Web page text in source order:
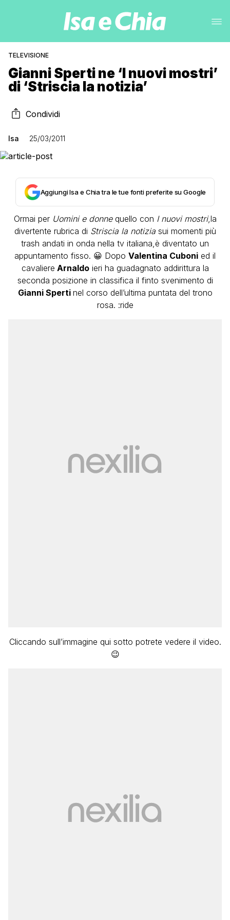
TELEVISIONE
Gianni Sperti ne ‘I nuovi mostri’
di ‘Striscia la notizia’
Condividi
Isa 25/03/2011
Aggiungi Isa e Chia tra le tue fonti preferite su Google
Ormai per Uomini e donnequello con I nuovi mostri,la
divertente rubrica di Striscia la notiziasui momenti più
trash andati in onda nella tv italiana,è diventato un
appuntamento fisso. 😀 Dopo Valentina Cuboni ed il
cavaliere Arnaldoieri ha guadagnato addirittura la
seconda posizione in classifica il finto svenimento di
Gianni Sperti nel corso dell’ultima puntata del trono
rosa. :ride
Cliccando sull’immagine qui sotto potrete vedere il video.
😉